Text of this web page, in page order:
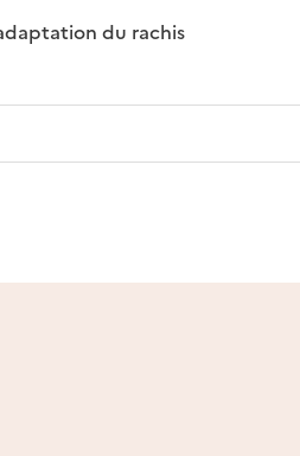
du rachis: disponible
: non disponible